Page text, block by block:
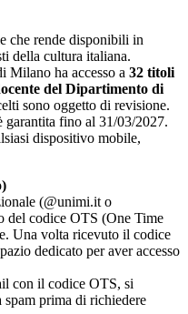
che rende disponibili in
della cultura italiana.
Milano ha accesso a 32 titoli
del Dipartimento di
sono oggetto di revisione.
fino al 31/03/2027.
dispositivo mobile,
(@unimi.it o
del codice OTS (One Time
Una volta ricevuto il codice
dedicato per aver accesso
con il codice OTS, si
spam prima di richiedere